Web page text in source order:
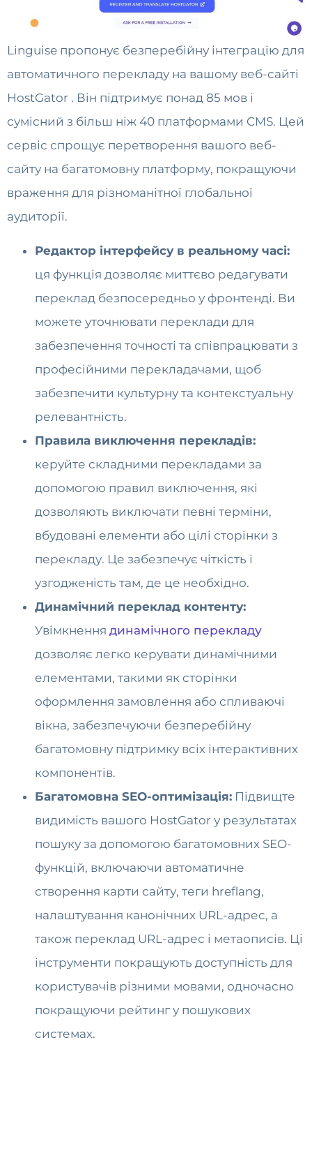
Linguise пропонує безперебійну інтеграцію для
автоматичного перекладу на вашому веб-сайті
HostGator . Він підтримує понад 85 мов і
сумісний з більш ніж 40 платформами CMS. Цей
сервіс спрощує перетворення вашого веб-
сайту на багатомовну платформу, покращуючи
враження для різноманітної глобальної
аудиторії.
Редактор інтерфейсу в реальному часі:
ця функція дозволяє миттєво редагувати
переклад безпосередньо у фронтенді. Ви
можете уточнювати переклади для
забезпечення точності та співпрацювати з
професійними перекладачами, щоб
забезпечити культурну та контекстуальну
релевантність.
Правила виключення перекладів:
керуйте складними перекладами за
допомогою правил виключення, які
дозволяють виключати певні терміни,
вбудовані елементи або цілі сторінки з
перекладу. Це забезпечує чіткість і
узгодженість там, де це необхідно.
Динамічний переклад контенту:
Увімкнення динамічного перекладу
дозволяє легко керувати динамічними
елементами, такими як сторінки
оформлення замовлення або спливаючі
вікна, забезпечуючи безперебійну
багатомовну підтримку всіх інтерактивних
компонентів.
Багатомовна SEO-оптимізація: Підвищте
видимість вашого HostGator у результатах
пошуку за допомогою багатомовних SEO-
функцій, включаючи автоматичне
створення карти сайту, теги hreflang,
налаштування канонічних URL-адрес, а
також переклад URL-адрес і метаописів. Ці
інструменти покращують доступність для
користувачів різними мовами, одночасно
покращуючи рейтинг у пошукових
системах.